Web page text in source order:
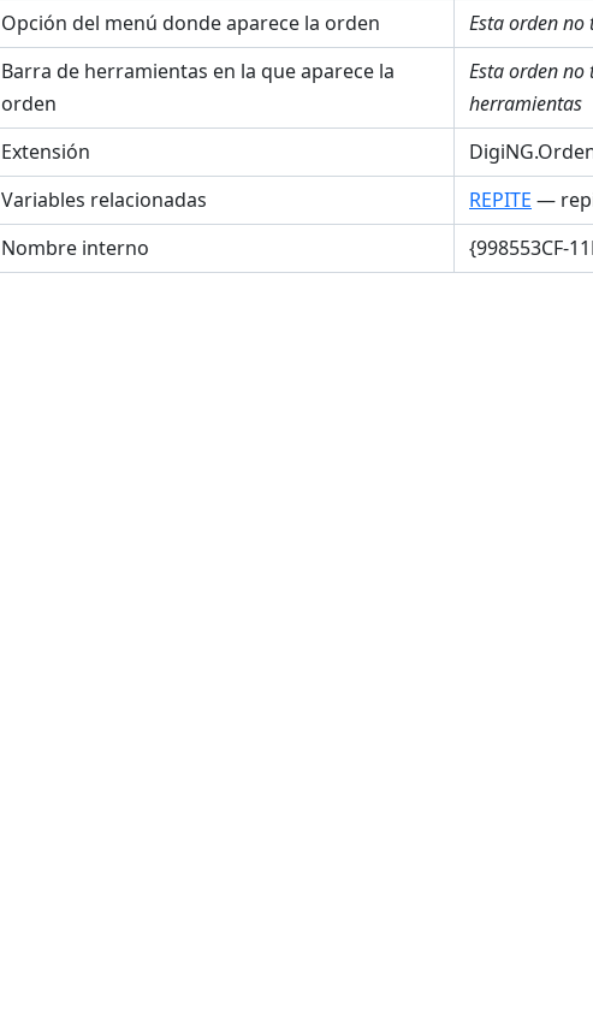
Opción del menú donde aparece la orden
Esta orden
Barra de herramientas en la que aparece la
orden
Esta orden
herramientas
Extensión
Variables relacionadas
REPITE —
Nombre interno
{998553CF-